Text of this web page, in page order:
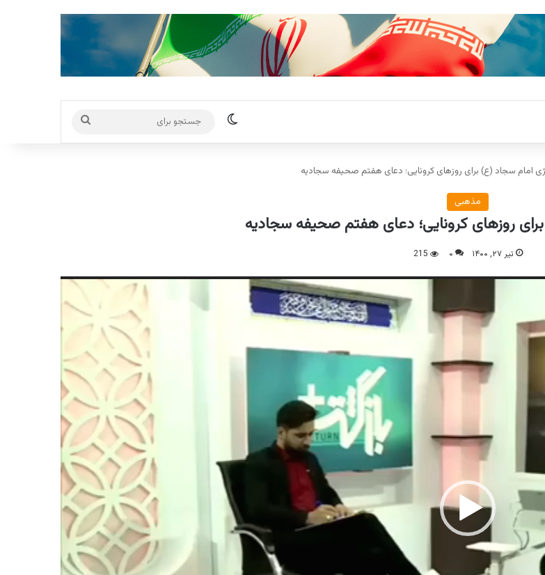
تغییر پوسته
برای
امام سجاد (ع) برای روزهای کرونایی؛ دعای هفتم صحیفه سجادیه
مذهبی
روزهای کرونایی؛ دعای هفتم صحیفه سجادیه
تیر ۲۷, ۱۴۰۰ ۰ 215